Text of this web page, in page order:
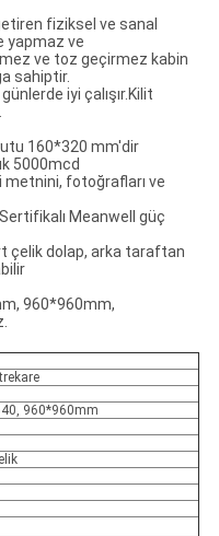
fiziksel ve sanal
yapmaz ve
ve toz geçirmez kabin
sahiptir.
iyi çalışır.Kilit
160*320 mm'dir
5000mcd
metnini, fotoğrafları ve
Meanwell güç
çelik dolap, arka taraftan
960*960mm,
960*960mm